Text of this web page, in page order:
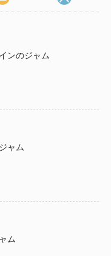
ンのジャム
ャム
ム